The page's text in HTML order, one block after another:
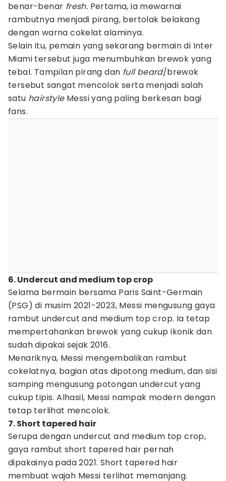
benar-benar fresh. Pertama, ia mewarnai
rambutnya menjadi pirang, bertolak belakang
dengan warna cokelat alaminya.
Selain itu, pemain yang sekarang bermain di Inter
Miami tersebut juga menumbuhkan brewok yang
tebal. Tampilan pirang dan full beard/brewok
tersebut sangat mencolok serta menjadi salah
satu hairstyle Messi yang paling berkesan bagi
fans.
6. Undercut and medium top crop
Selama bermain bersama Paris Saint-Germain
(PSG) di musim 2021-2023, Messi mengusung gaya
rambut undercut and medium top crop. Ia tetap
mempertahankan brewok yang cukup ikonik dan
sudah dipakai sejak 2016.
Menariknya, Messi mengembalikan rambut
cokelatnya, bagian atas dipotong medium, dan sisi
samping mengusung potongan undercut yang
cukup tipis. Alhasil, Messi nampak modern dengan
tetap terlihat mencolok.
7. Short tapered hair
Serupa dengan undercut and medium top crop,
gaya rambut short tapered hair pernah
dipakainya pada 2021. Short tapered hair
membuat wajah Messi terlihat memanjang.